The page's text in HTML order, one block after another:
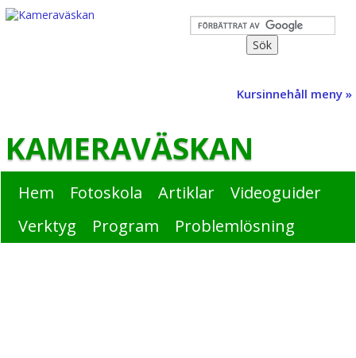
Kursinnehåll meny »
KAMERAVÄSKAN
Hem Fotoskola Artiklar
Videoguider
Verktyg
Program Problemlösning